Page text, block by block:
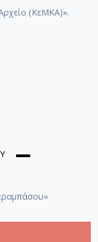
(ΚεΜΚΑ)».